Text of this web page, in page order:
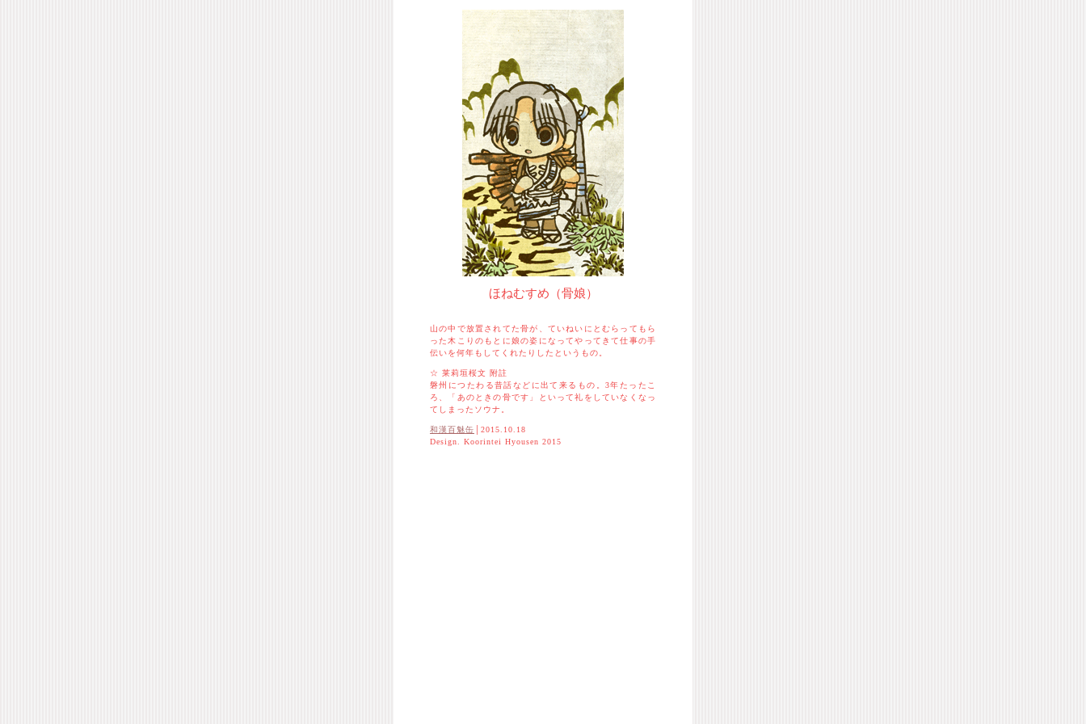
ほねむすめ（骨娘）
山の中で放置されてた骨が、ていねいにとむらってもら
った木こりのもとに娘の姿になってやってきて仕事の手
伝いを何年もしてくれたりしたというもの。
☆ 莱莉垣桜文 附註
磐州につたわる昔話などに出て来るもの。3年たったこ
ろ、「あのときの骨です」といって礼をしていなくなっ
てしまったソウナ。
和漢百魅缶 │2015.10.18
Design. Koorintei Hyousen 2015